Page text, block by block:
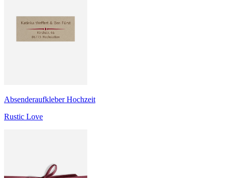
Absenderaufkleber Hochzeit
Rustic Love